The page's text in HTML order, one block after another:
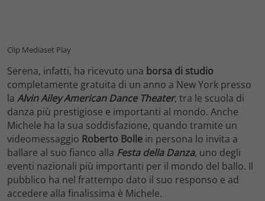
Clip Mediaset Play
Serena, infatti, ha ricevuto una borsa di studio
completamente gratuita di un anno a New York presso
la Alvin Ailey American Dance Theater, tra le scuola di
danza più prestigiose e importanti al mondo. Anche
Michele ha la sua soddisfazione, quando tramite un
videomessaggio Roberto Bolle in persona lo invita a
ballare al suo fianco alla Festa della Danza, uno degli
eventi nazionali più importanti per il mondo del ballo. Il
pubblico ha nel frattempo dato il suo responso e ad
accedere alla finalissima è Michele.